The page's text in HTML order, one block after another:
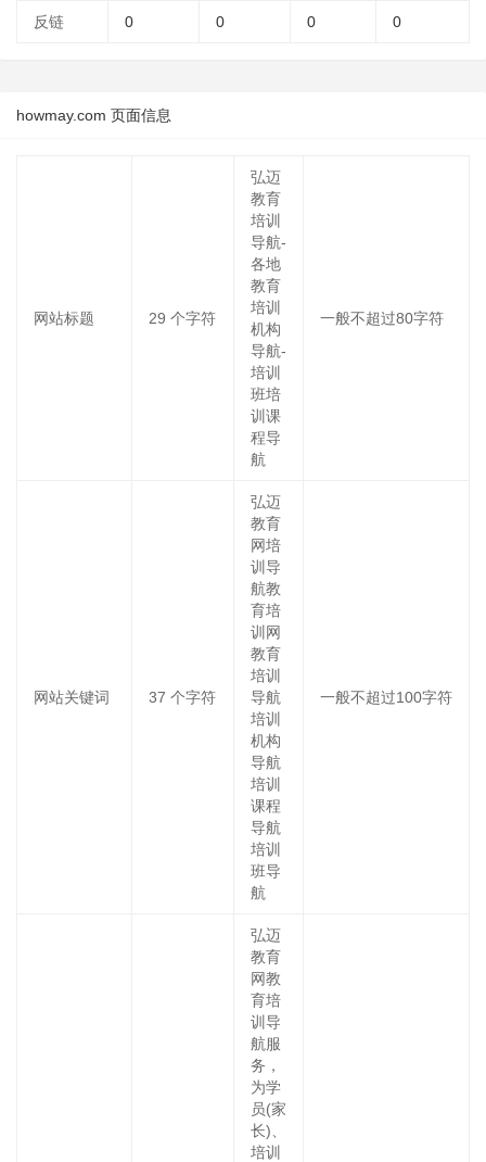
反链 0 0 0 0
howmay.com 页面信息
网站标题 29 个字符
弘迈
教育
培训
导航-
各地
教育
培训
机构
导航-
培训
班培
训课
程导
航
一般不超过80字符
网站关键词 37 个字符
弘迈
教育
网培
训导
航教
育培
训网
教育
培训
导航
培训
机构
导航
培训
课程
导航
培训
班导
航
一般不超过100字符
弘迈
教育
网教
育培
训导
航服
务，
为学
员(家
长)、
培训